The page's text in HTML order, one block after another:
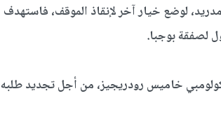
لوضع خيار آخر لإنقاذ الموقف، فاستهدف
لصفقة بوجبا.
خاميس رودريجيز، من أجل تجديد طلبه